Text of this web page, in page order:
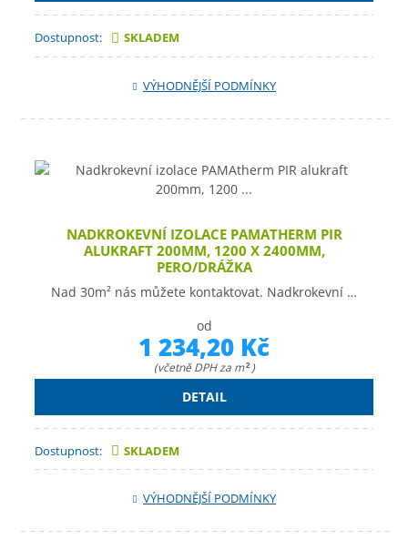
Dostupnost: SKLADEM
VÝHODNĚJŠÍ PODMÍNKY
NADKROKEVNÍ IZOLACE PAMATHERM PIR
ALUKRAFT 200MM, 1200 X 2400MM,
PERO/DRÁŽKA
Nad 30m² nás můžete kontaktovat. Nadkrokevní …
od
1 234,20 Kč
(včetně DPH za m 2 )
DETAIL
Dostupnost: SKLADEM
VÝHODNĚJŠÍ PODMÍNKY